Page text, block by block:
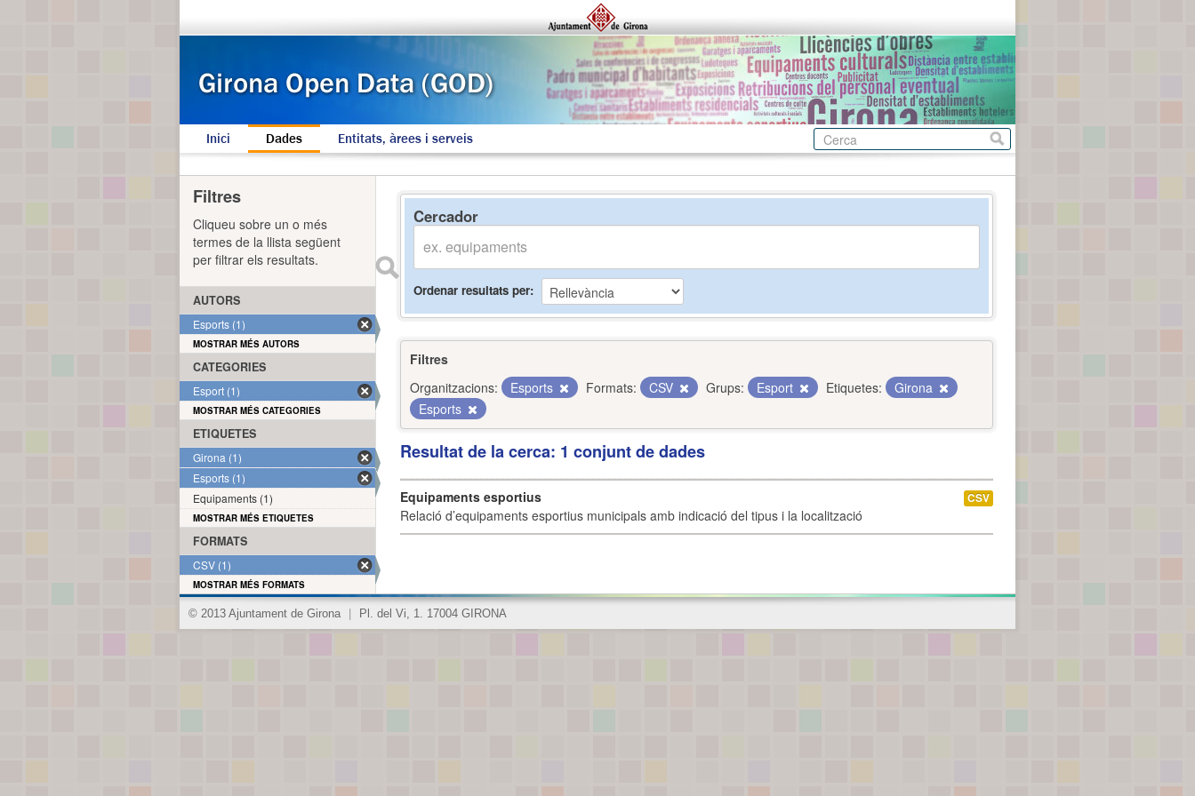
Inici Dades Entitats, àrees i serveis
Cercador
Ordenar resultats per
Filtres
Organitzacions:
Esports Formats: CSV Grups: Esport Etiquetes:
Girona
Esports
Resultat de la cerca: 1 conjunt de dades
Equipaments esportius
Relació d’equipaments esportius municipals amb indicació del tipus i la localització
CSV
Filtres
Cliqueu sobre un o més
termes de la llista següent
per filtrar els resultats.
AUTORS
Esports (1)
MOSTRAR MÉS AUTORS
CATEGORIES
Esport (1)
MOSTRAR MÉS CATEGORIES
ETIQUETES
Girona (1)
Esports (1)
Equipaments (1)
MOSTRAR MÉS ETIQUETES
FORMATS
CSV (1)
MOSTRAR MÉS FORMATS
© 2013 Ajuntament de Girona Pl. del Vi, 1. 17004 GIRONA